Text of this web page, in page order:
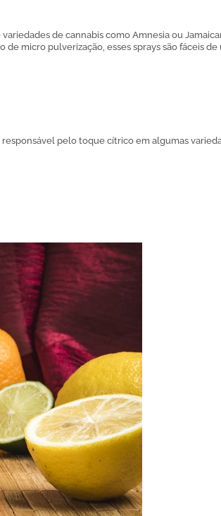
de cannabis como Amnesia ou
micro pulverização, esses sprays são fáceis de
pelo toque cítrico em algumas